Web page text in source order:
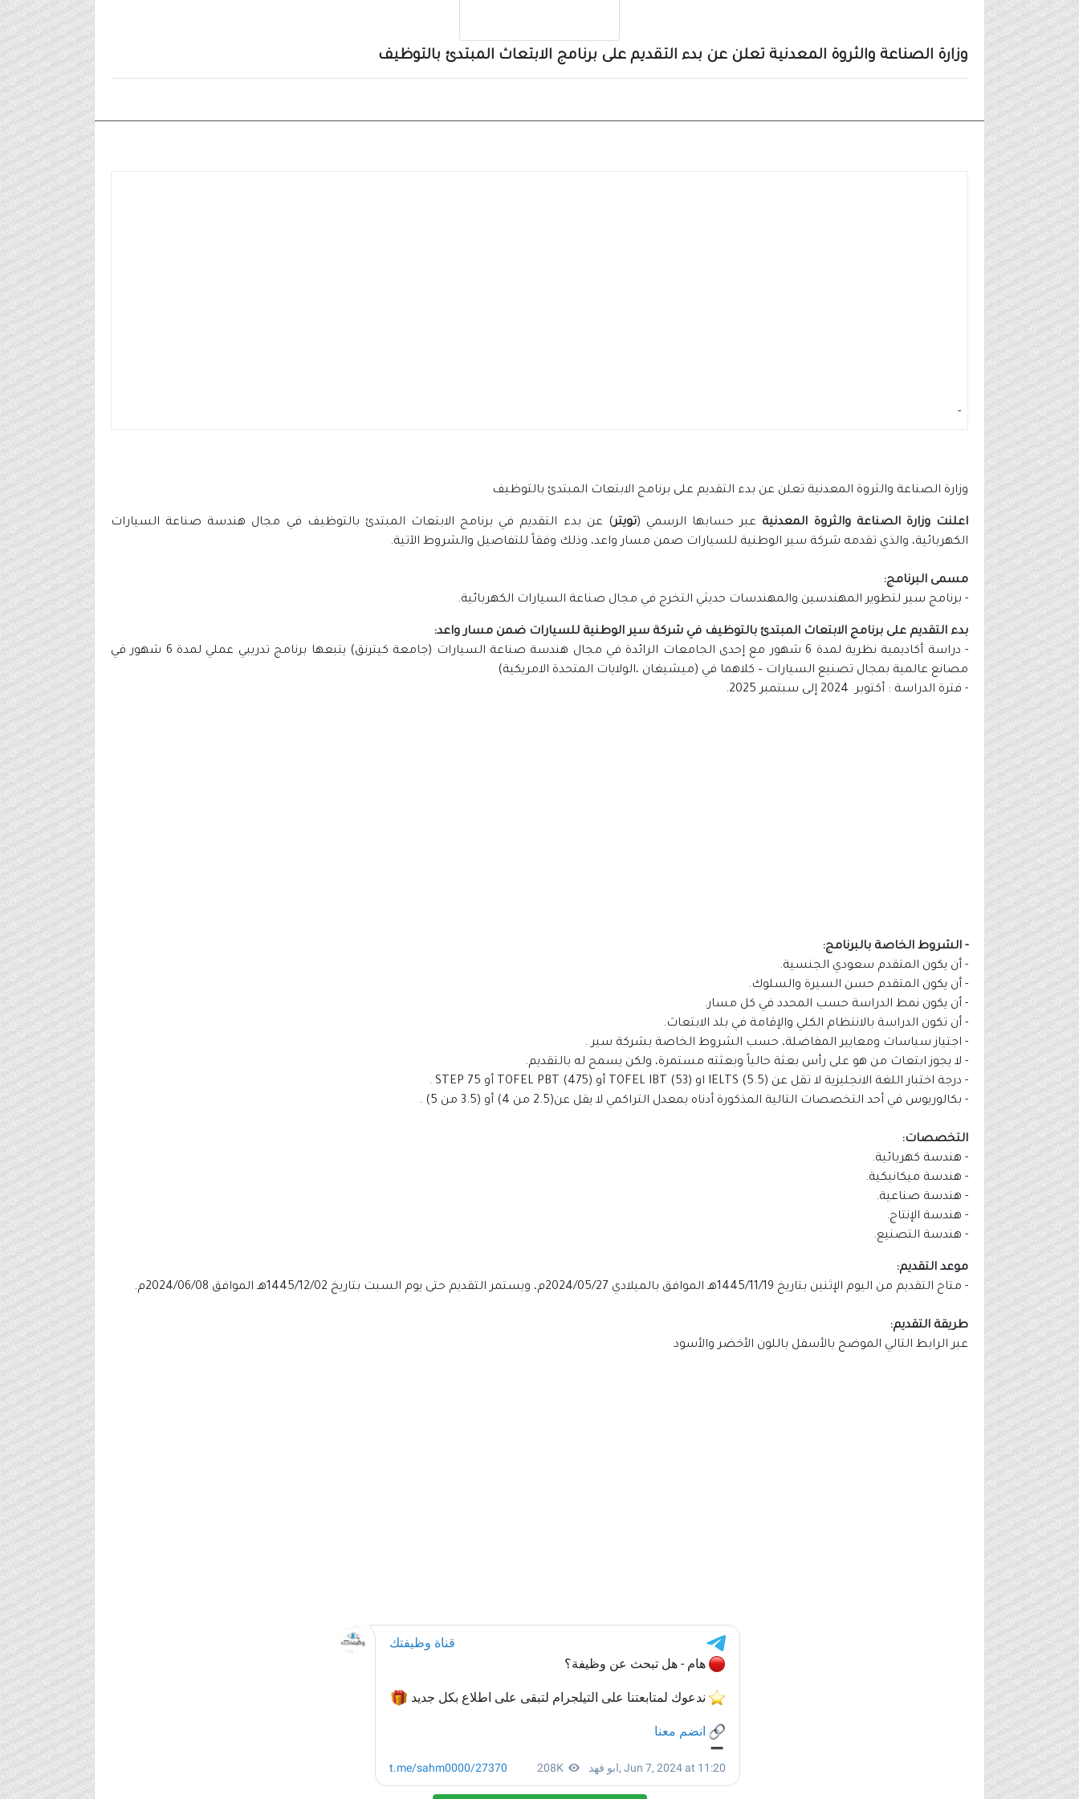
وزارة الصناعة والثروة المعدنية تعلن عن بدء التقديم على برنامج الابتعاث المبتدئ بالتوظيف
-
وزارة الصناعة والثروة المعدنية تعلن عن بدء التقديم على برنامج الابتعاث المبتدئ بالتوظيف
اعلنت وزارة الصناعة والثروة المعدنية عبر حسابها الرسمي (تويتر) عن بدء التقديم في برنامج الابتعاث المبتدئ بالتوظيف في مجال هندسة صناعة السيارات
الكهربائية، والذي تقدمه شركة سير الوطنية للسيارات صمن مسار واعد، وذلك وفقاً للتفاصيل والشروط الآتية.
مسمى البرنامج:
- برنامج سير لتطوير المهندسين والمهندسات حديثي التخرج في مجال صناعة السيارات الكهربائية.
بدء التقديم على برنامج الابتعاث المبتدئ بالتوظيف في شركة سير الوطنية للسيارات ضمن مسار واعد:
- دراسة أكاديمية نظرية لمدة 6 شهور مع إحدى الجامعات الرائدة في مجال هندسة صناعة السيارات (جامعة كيترنق) يتبعها برنامج تدريبي عملي لمدة 6 شهور في
مصانع عالمية بمجال تصنيع السيارات – كلاهما في (ميشيغان ،الولايات المتحدة الامريكية)
- فترة الدراسة : أكتوبر 2024 إلى سبتمبر 2025.
- الشروط الخاصة بالبرنامج:
- أن يكون المتقدم سعودي الجنسية.
- أن يكون المتقدم حسن السيرة والسلوك.
- أن يكون نمط الدراسة حسب المحدد في كل مسار.
- أن تكون الدراسة بالانتظام الكلي والإقامة في بلد الابتعاث.
- اجتياز سياسات ومعايير المفاضلة، حسب الشروط الخاصة بشركة سير .
- لا يجوز ابتعاث من هو على رأس بعثة حالياً وبعثته مستمرة، ولكن يسمح له بالتقديم.
- درجة اختبار اللغة الانجليزية لا تقل عن (5.5) IELTS او (53) TOFEL IBT أو (475) TOFEL PBT أو STEP 75 .​
- بكالوريوس في أحد التخصصات التالية المذكورة أدناه بمعدل التراكمي لا يقل عن(2.5 من 4) أو (3.5 من 5) .​
التخصصات:
- هندسة كهربائية.
- هندسة ميكانيكية.
- هندسة صناعية.
- هندسة الإنتاج.
- هندسة التصنيع.
موعد التقديم:
- متاح التقديم من اليوم الإثنين بتاريخ 1445/11/19هـ الموافق بالميلادي 2024/05/27م، ويستمر التقديم حتى يوم السبت بتاريخ 1445/12/02هـ الموافق 2024/06/08م.
طريقة التقديم:
عبر الرابط التالي الموضح بالأسفل باللون الأخضر والأسود